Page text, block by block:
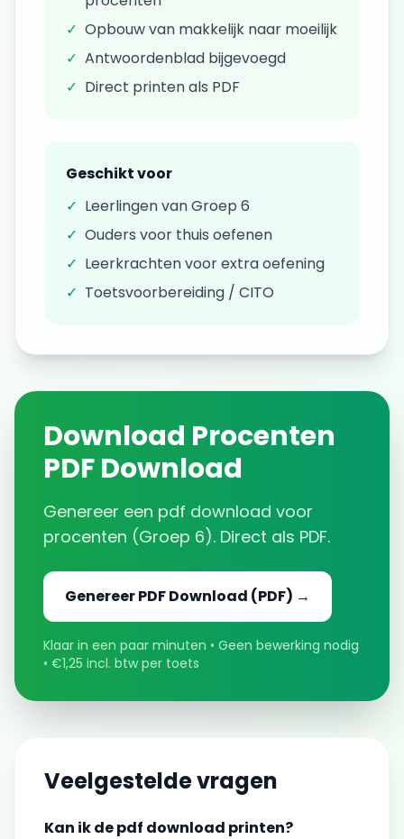
✓ Opbouw van makkelijk naar moeilijk
✓ Antwoordenblad bijgevoegd
✓ Direct printen als PDF
Geschikt voor
✓ Leerlingen vanGroep 6
✓ Ouders voor thuis oefenen
✓ Leerkrachten voor extra oefening
✓ Toetsvoorbereiding / CITO
Download Procenten
PDF Download
Genereer een pdf download voor
procenten (Groep 6). Direct als PDF.
GenereerPDF Download (PDF) →
Klaar in een paar minuten • Geen bewerking nodig
• €1,25 incl. btw per toets
Veelgestelde vragen
Kan ik depdf download printen?